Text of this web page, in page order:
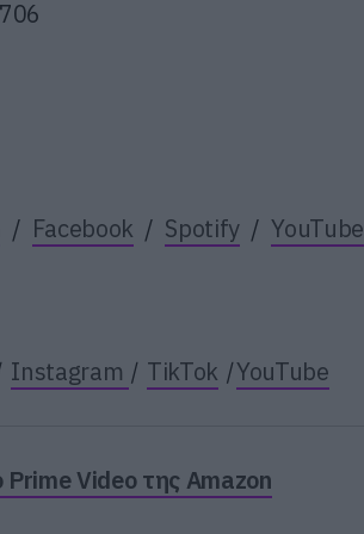
/ Facebook / Spotify /YouTube
Instagram | TikTok |YouTube
Video της Amazon